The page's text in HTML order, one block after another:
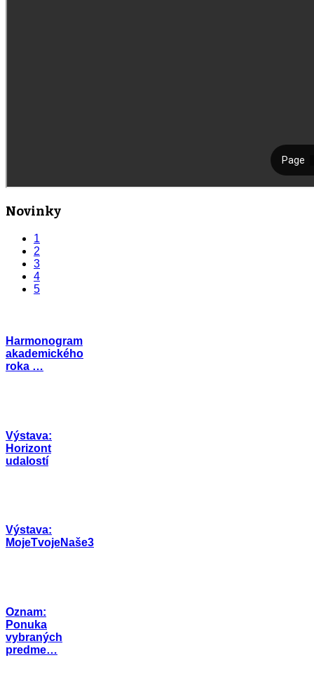
Novinky
1
2
3
4
5
Harmonogram
akademického
roka …
Výstava:
Horizont
udalostí
Výstava:
MojeTvojeNaše3
Oznam:
Ponuka
vybraných
predme…